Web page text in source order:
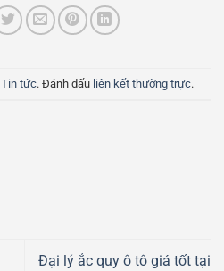
Tin tức. Đánh dấu liên kết thường trực.
Đại lý ắc quy ô tô giá tốt tại